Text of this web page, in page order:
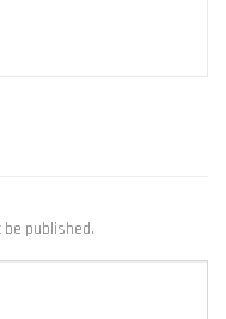
published.